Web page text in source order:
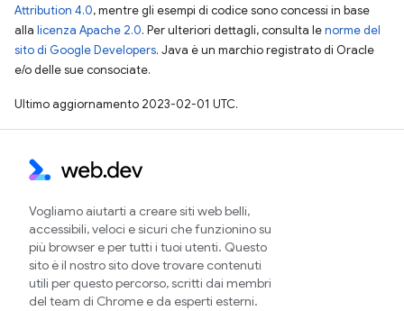
Attribution 4.0, mentre gli esempi di codice sono concessi in base
alla licenza Apache 2.0. Per ulteriori dettagli, consulta lenorme del
sito di Google Developers. Java è un marchio registrato di Oracle
e/o delle sue consociate.
Ultimo aggiornamento 2023-02-01 UTC.
Vogliamo aiutarti a creare siti web belli,
accessibili, veloci e sicuri che funzionino su
più browser e per tutti i tuoi utenti. Questo
sito è il nostro sito dove trovare contenuti
utili per questo percorso, scritti dai membri
del team di Chrome e da esperti esterni.